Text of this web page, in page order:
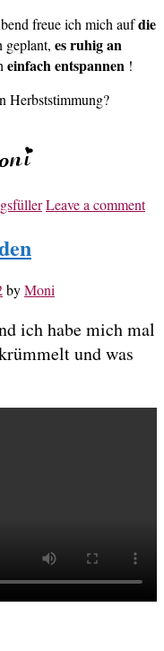
freue ich mich aufdie
geplant, es ruhig an
einfach entspannen !
Herbststimmung?
Leave a comment
byMoni
ich habe mich mal
und was